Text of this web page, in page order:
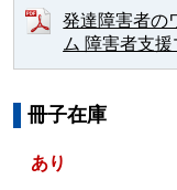
発達障害者の
ム 障害者支
冊子在庫
あり